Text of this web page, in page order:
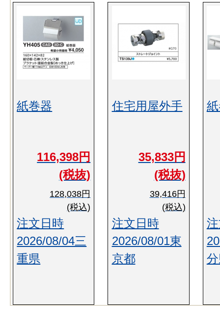
紙巻器
116,398円
(税抜)
128,038円
(税込)
注文日時
2026/08/04三
重県
住宅用屋外手
35,833円
(税抜)
39,416円
(税込)
注文日時
2026/08/01東
京都